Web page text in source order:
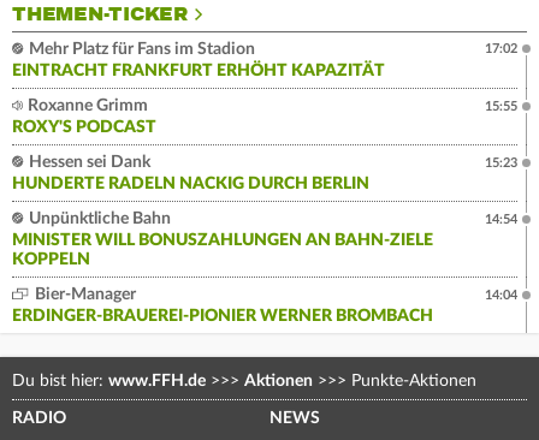
THEMEN-TICKER
Mehr Platz für Fans im Stadion
EINTRACHT FRANKFURT ERHÖHT KAPAZITÄT
17:02
Roxanne Grimm
ROXY'S PODCAST
15:55
Hessen sei Dank
HUNDERTE RADELN NACKIG DURCH BERLIN
15:23
Unpünktliche Bahn
MINISTER WILL BONUSZAHLUNGEN AN BAHN-ZIELE
KOPPELN
14:54
Bier-Manager
ERDINGER-BRAUEREI-PIONIER WERNER BROMBACH
14:04
Du bist hier: www.FFH.de >>> Aktionen >>> Punkte-Aktionen
RADIO NEWS